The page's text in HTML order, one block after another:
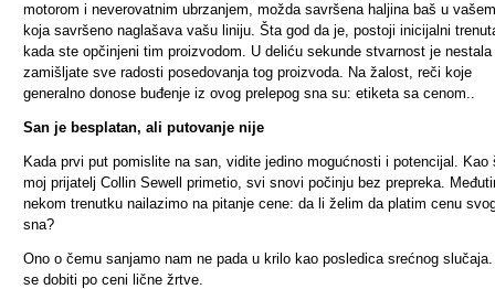
motorom i neverovatnim ubrzanjem, možda savršena haljina baš u
koja savršeno naglašava vašu liniju. Šta god da je, postoji inicijalni
kada ste opčinjeni tim proizvodom. U deliću sekunde stvarnost je nestala
zamišljate sve radosti posedovanja tog proizvoda. Na žalost, reči koje
generalno donose buđenje iz ovog prelepog sna su: etiketa sa cenom..
San je besplatan, ali putovanje nije
Kada prvi put pomislite na san, vidite jedino mogućnosti i potencijal. Kao
moj prijatelj Collin Sewell primetio, svi snovi počinju bez prepreka.
nekom trenutku nailazimo na pitanje cene: da li želim da platim cenu
sna?
Ono o čemu sanjamo nam ne pada u krilo kao posledica srećnog
se dobiti po ceni lične žrtve.